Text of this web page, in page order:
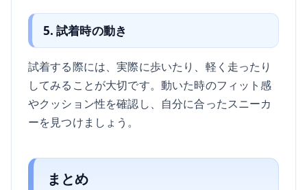
5. 試着時の動き
試着する際には、実際に歩いたり、軽く走ったり
してみることが大切です。動いた時のフィット感
やクッション性を確認し、自分に合ったスニーカ
ーを見つけましょう。
まとめ